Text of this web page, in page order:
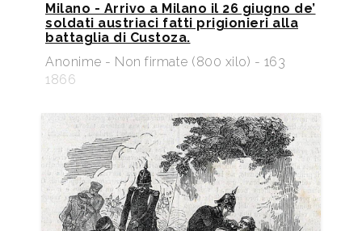
Milano - Arrivo a Milano il 26 giugno de’
soldati austriaci fatti prigionieri alla
battaglia di Custoza.
Anonime - Non firmate (800 xilo) - 163
1866